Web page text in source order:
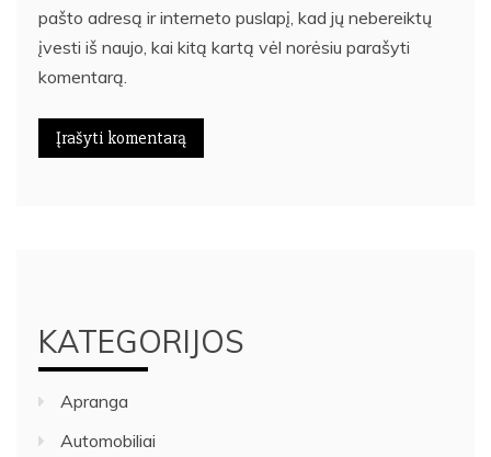
pašto adresą ir interneto puslapį, kad jų nebereiktų
įvesti iš naujo, kai kitą kartą vėl norėsiu parašyti
komentarą.
KATEGORIJOS
Apranga
Automobiliai